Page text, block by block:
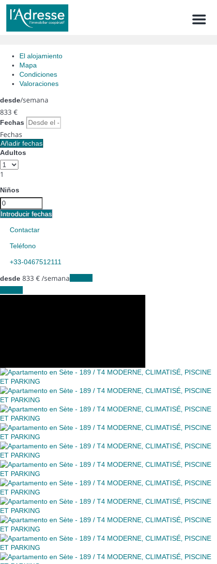
Menu
El alojamiento
Mapa
Condiciones
Valoraciones
desde/semana
833 €
Fechas
Fechas
Añadir fechas
Adultos
1
Niños
Introducir fechas
Contactar
Teléfono
+33-0467512111
desde 833 € /semana